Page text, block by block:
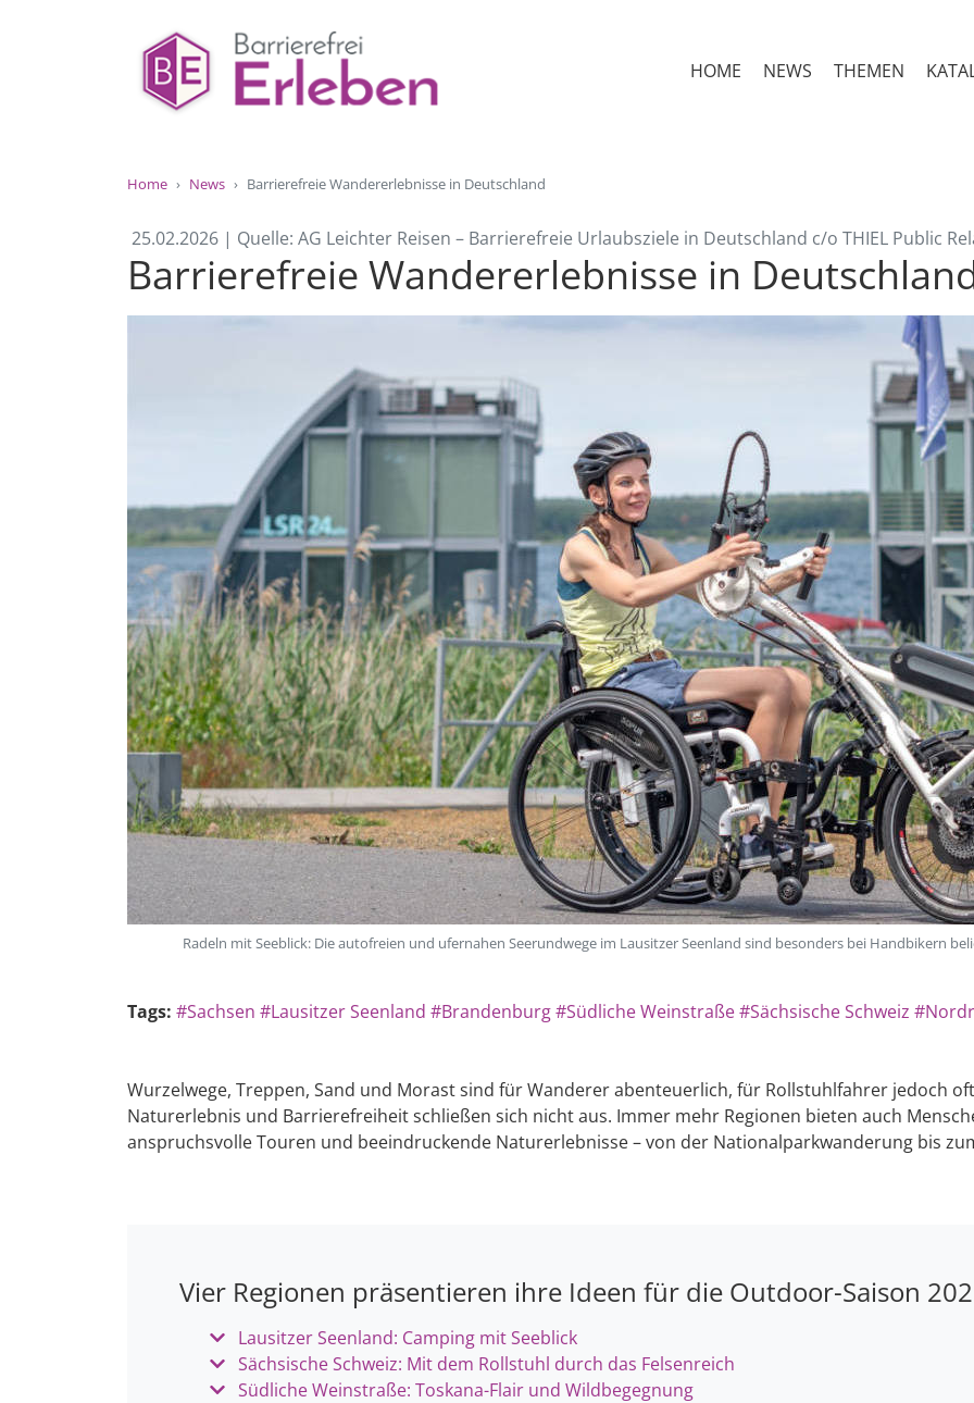
HOME NEWS THEMEN
Home News Barrierefreie Wandererlebnisse in Deutschland
25.02.2026 | Quelle: AG Leichter Reisen – Barrierefreie Urlaubsziele in Deutschland c/o THIEL Public
Barrierefreie Wandererlebnisse in
Radeln mit Seeblick: Die autofreien und ufernahen Seerundwege im Lausitzer Seenland sind besonders bei Handbikern
Tags: #Sachsen #Lausitzer Seenland #Brandenburg#Südliche Weinstraße#Sächsische Schweiz
Wurzelwege, Treppen, Sand und Morast sind für Wanderer abenteuerlich, für Rollstuhlfahrer jedoch
Naturerlebnis und Barrierefreiheit schließen sich nicht aus. Immer mehr Regionen bieten auch
anspruchsvolle Touren und beeindruckende Naturerlebnisse – von der Nationalparkwanderung bis
Vier Regionen präsentieren ihre Ideen für die Outdoor-Saison
Lausitzer Seenland: Camping mit Seeblick
Sächsische Schweiz: Mit dem Rollstuhl durch das Felsenreich
Südliche Weinstraße: Toskana-Flair und Wildbegegnung